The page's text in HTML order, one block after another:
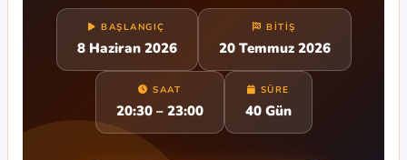
BAŞLANGIÇ
8 Haziran 2026
BITIŞ
20 Temmuz 2026
SAAT
20:30 – 23:00
SÜRE
40 Gün